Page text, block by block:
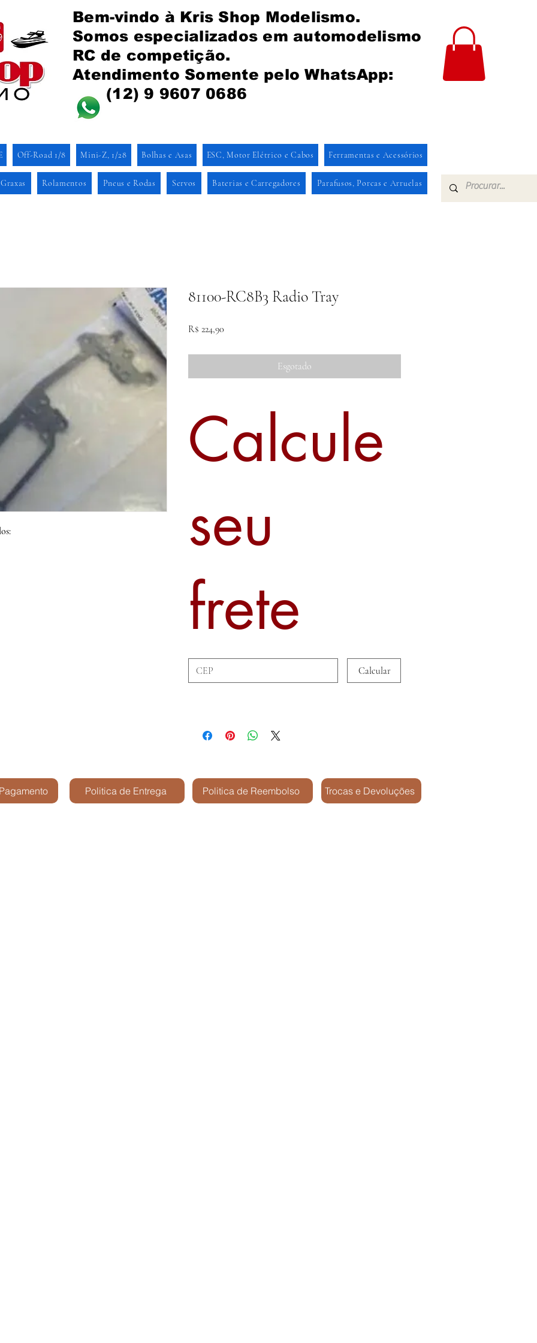
Bem-vindo à Kris Shop Modelismo.
Somos especializados em automodelismo
RC de competição.
Atendimento Somente pelo WhatsApp:
(12) 9 9607 0686
Off-Road 1/8 Mini-Z, 1/28 Bolhas e Asas ESC, Motor Elétrico e Cabos Ferramentas e Acessórios
Rolamentos Pneus e Rodas Servos Baterias e Carregadores Parafusos, Porcas e Arruelas
81100-RC8B3 Radio Tray
R$ 224,90
Esgotado
Calcule
seu
frete
Calcular
Politica de Entrega Politica de Reembolso Trocas e Devoluções